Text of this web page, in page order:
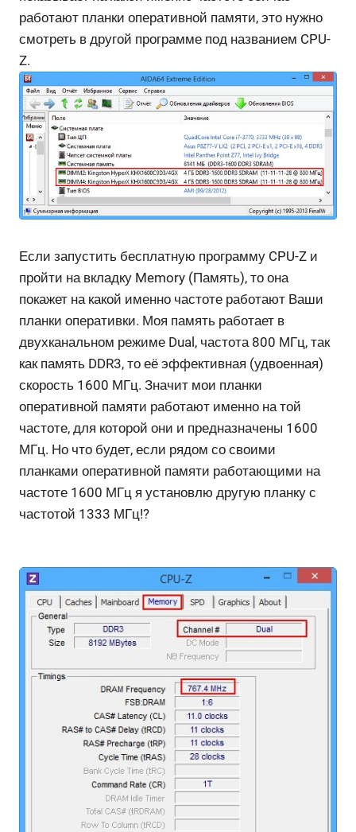
работают планки оперативной памяти, это нужно
смотреть в другой программе под названием CPU-
Z.
Если запустить бесплатную программу CPU-Z и
пройти на вкладку Memory (Память), то она
покажет на какой именно частоте работают Ваши
планки оперативки. Моя память работает в
двухканальном режиме Dual, частота 800 МГц, так
как память DDR3, то её эффективная (удвоенная)
скорость 1600 МГц. Значит мои планки
оперативной памяти работают именно на той
частоте, для которой они и предназначены 1600
МГц. Но что будет, если рядом со своими
планками оперативной памяти работающими на
частоте 1600 МГц я установлю другую планку с
частотой 1333 МГц!?